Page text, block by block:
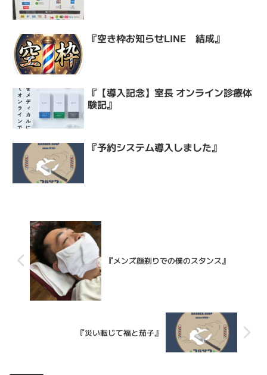
『空き枠お知らせLINE 結成』
『【導入記念】室長 オンライン診療体
験記』
『予約システム導入しました』
『メンズ顔剃りでの僕のスタンス』
『災い転じて福と茄子』